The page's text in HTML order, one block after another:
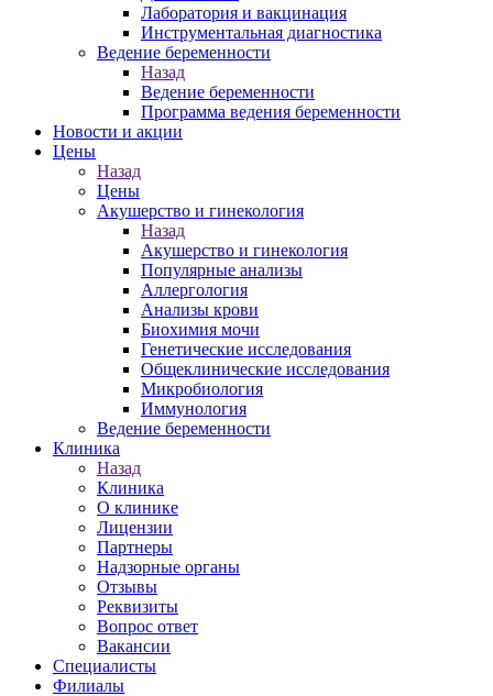
Лаборатория и вакцинация
Инструментальная диагностика
Ведение беременности
Назад
Ведение беременности
Программа ведения беременности
Новости и акции
Цены
Назад
Цены
Акушерство и гинекология
Назад
Акушерство и гинекология
Популярные анализы
Аллергология
Анализы крови
Биохимия мочи
Генетические исследования
Общеклинические исследования
Микробиология
Иммунология
Ведение беременности
Клиника
Назад
Клиника
О клинике
Лицензии
Партнеры
Надзорные органы
Отзывы
Реквизиты
Вопрос ответ
Вакансии
Специалисты
Филиалы